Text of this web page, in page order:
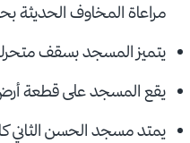
مراعاة المخاوف الحديثة
يتميز المسجد بسقف
يقع المسجد على قطعة أرض
يمتد مسجد الحسن الثاني